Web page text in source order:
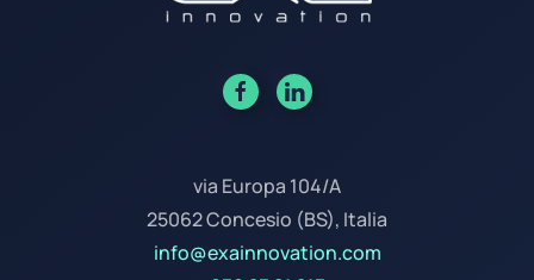
via Europa 104/A
25062 Concesio (BS), Italia
info@exainnovation.com